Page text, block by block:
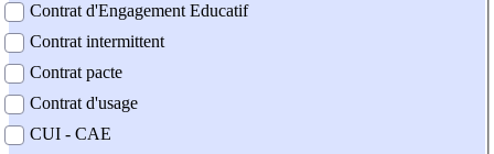
Contrat d'Engagement Educatif
Contrat intermittent
Contrat pacte
Contrat d'usage
CUI - CAE